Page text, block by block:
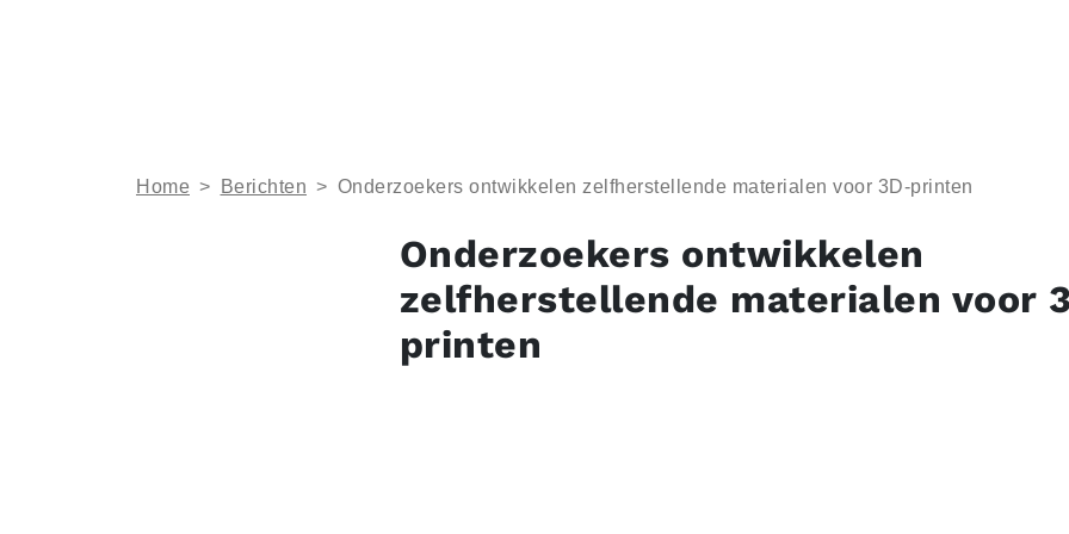
Home > Berichten > Onderzoekers ontwikkelen zelfherstellende materialen voor 3D-printen
Onderzoekers ontwikkelen
zelfherstellende materialen voor
printen